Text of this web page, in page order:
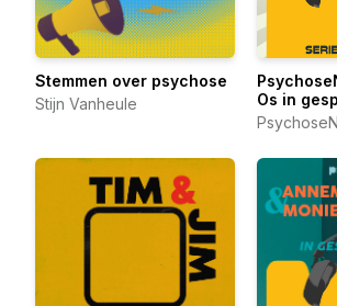
Stemmen over psychose
Stijn Vanheule
Os in